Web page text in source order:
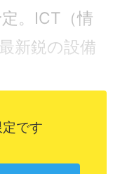
。ICT（情
新鋭の設備
です